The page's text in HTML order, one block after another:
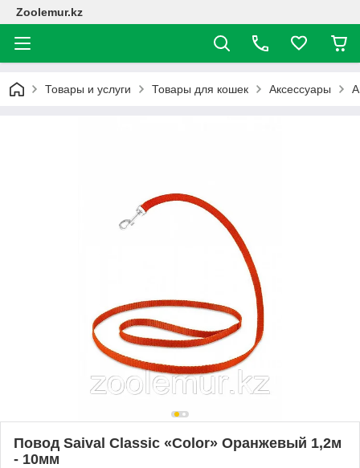
Zoolemur.kz
Товары и услуги Товары для кошек Аксессуары
Повод Saival Classic «Color» Оранжевый 1,2м
- 10мм